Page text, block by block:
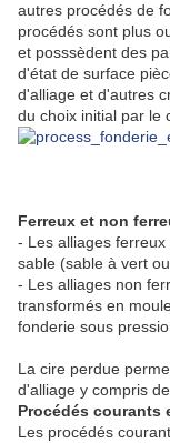
autres procédés de
procédés sont plus
et posssèdent des
d'état de surface
d'alliage et d'autres
du choix initial par le
Ferreux et non
- Les alliages
sable (sable à vert
- Les alliages non
transformés en
fonderie sous
La cire perdue
d'alliage y compris
Procédés courants
Les procédés